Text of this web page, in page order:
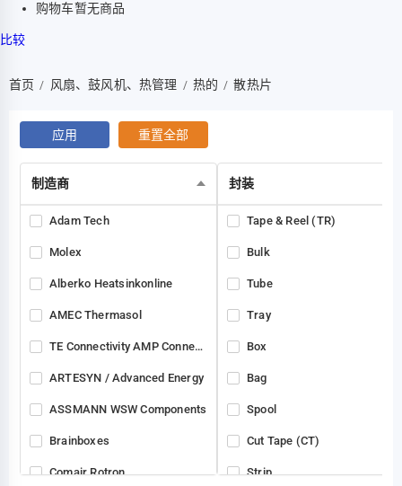
购物车暂无商品
比较
首页 / 风扇、鼓风机、热管理 / 热的 / 散热片
应用 重置全部
制造商
Adam Tech
Molex
Alberko Heatsinkonline
AMEC Thermasol
TE Connectivity AMP Connectors
ARTESYN / Advanced Energy
ASSMANN WSW Components
Brainboxes
Comair Rotron
封装
Tape & Reel (TR)
Bulk
Tube
Tray
Box
Bag
Spool
Cut Tape (CT)
Strip